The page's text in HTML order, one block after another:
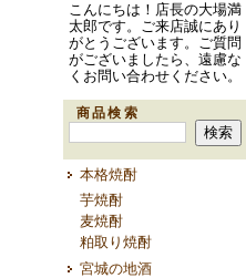
こんにちは！店長の大場満
太郎です。ご来店誠にあり
がとうございます。ご質問
がございましたら、遠慮な
くお問い合わせください。
商品検索
本格焼酎
芋焼酎
麦焼酎
粕取り焼酎
宮城の地酒